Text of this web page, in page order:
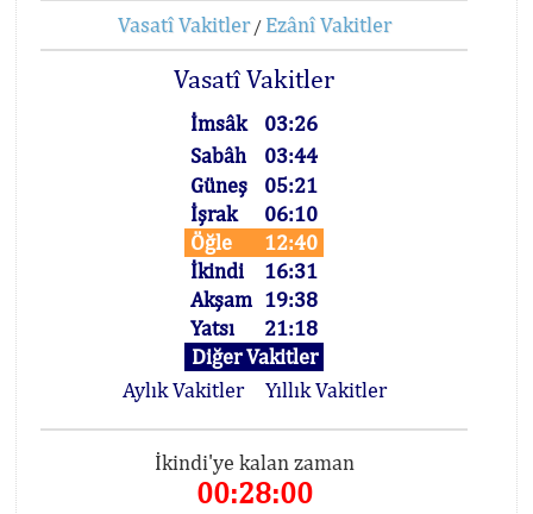
Vasatî Vakitler/ Ezânî Vakitler
Vasatî Vakitler
İmsâk
03:26
Sabâh
03:44
Güneş
05:21
İşrak
06:10
Öğle
12:40
İkindi
16:31
Akşam 19:38
Yatsı
21:18
Diğer Vakitler
Aylık Vakitler
Yıllık Vakitler
İkindi'ye kalan zaman
00:27:59